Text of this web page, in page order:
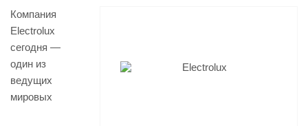
Компания
Electrolux
сегодня —
один из
ведущих
мировых